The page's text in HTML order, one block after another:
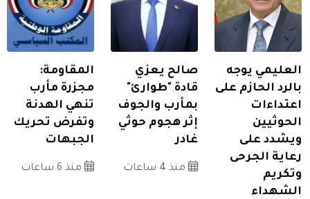
العليمي يوجه
بالرد الحازم على
اعتداءات
الحوثيين
ويشدد على
رعاية الجرحى
وتكريم
الشهداء
صالح يعزي
قادة "طوارئ"
بمأرب والجوف
إثر هجوم حوثي
غادر
منذ 4 ساعات
المقاومة:
مجزرة مأرب
تنهي الهدنة
وتفرض تحريك
الجبهات
منذ 6 ساعات